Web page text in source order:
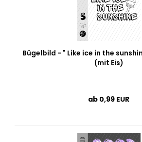
Bügelbild - " Like ice in the
(mit Eis)
ab 0,99 EUR